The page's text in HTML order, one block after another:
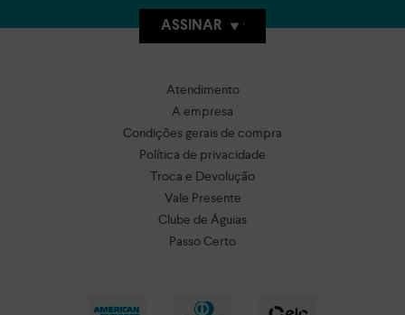
ASSINAR
Atendimento
A empresa
Condições gerais de compra
Política de privacidade
Troca e Devolução
Vale Presente
Clube de Águias
Passo Certo